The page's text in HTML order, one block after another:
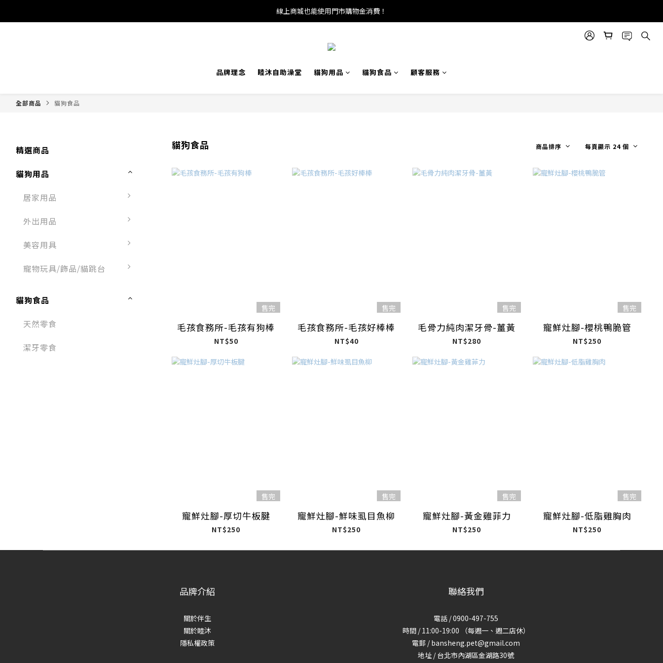
線上商城也能使用門市購物金消費！
品牌理念 睦沐自助澡堂 貓狗用品 貓狗食品 顧客服務
全部商品 貓狗食品
精選商品
貓狗用品
居家用品
外出用品
美容用具
寵物玩具/飾品/貓跳台
貓狗食品
天然零食
潔牙零食
貓狗食品 商品排序 每頁顯示 24 個
售完
毛孩食務所-毛孩有狗棒
NT$50
售完
毛孩食務所-毛孩好棒棒
NT$40
售完
毛骨力純肉潔牙骨-薑黃
NT$280
售完
寵鮮灶腳-櫻桃鴨脆管
NT$250
售完
寵鮮灶腳-厚切牛板腱
NT$250
售完
寵鮮灶腳-鮮味虱目魚柳
NT$250
售完
寵鮮灶腳-黃金雞菲力
NT$250
售完
寵鮮灶腳-低脂雞胸肉
NT$250
品牌介紹
關於伴生
關於睦沐
隱私權政策
聯絡我們
電話 / 0900-497-755
時間 / 11:00-19:00 （每週一、週二店休）
電郵 / bansheng.pet@gmail.com
地址 / 台北市內湖區金湖路30號